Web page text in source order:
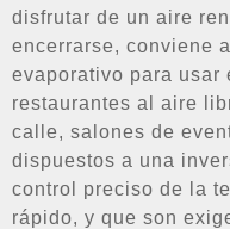
disfrutar de un aire
encerrarse, conviene
evaporativo para usar
restaurantes al aire
calle, salones de
dispuestos a una
control preciso de la
rápido, y que son